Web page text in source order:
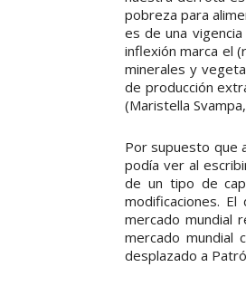
pobreza para
es de una
inflexión marca el
minerales y
de producción
(Maristella
Por supuesto que
podía ver al
de un tipo de
modificaciones.
mercado mundial
mercado mundial
desplazado a